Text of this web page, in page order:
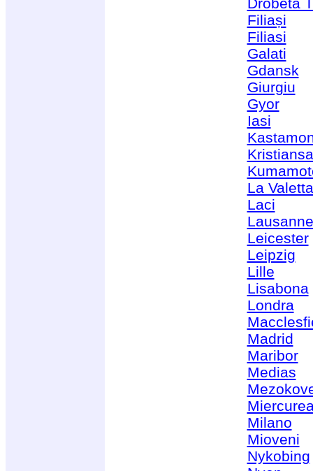
Filiași
Filiasi
Galati
Gdansk
Giurgiu
Gyor
Iasi
La Valetta
Laci
Lausanne
Leicester
Leipzig
Lille
Lisabona
Londra
Madrid
Maribor
Medias
Milano
Mioveni
Nykobing